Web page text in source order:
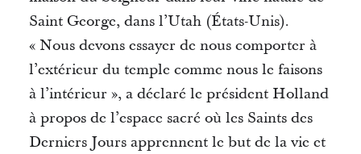
Saint George, dans l’Utah (États-Unis).
« Nous devons essayer de nous comporter à
l’extérieur du temple comme nous le faisons
à l’intérieur », a déclaré le président Holland
à propos de l’espace sacré où les Saints des
Derniers Jours apprennent le but de la vie et